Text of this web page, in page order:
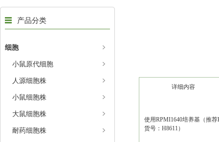
产品分类
细胞
小鼠原代细胞
人源细胞株
小鼠细胞株
大鼠细胞株
耐药细胞株
详细内容
使用RPMI1640培养基（推
货号：H8611）